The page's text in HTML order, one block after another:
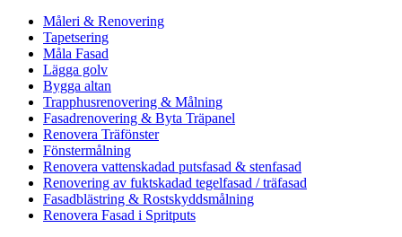
Måleri & Renovering
Tapetsering
Måla Fasad
Lägga golv
Bygga altan
Trapphusrenovering & Målning
Fasadrenovering & Byta Träpanel
Renovera Träfönster
Fönstermålning
Renovera vattenskadad putsfasad & stenfasad
Renovering av fuktskadad tegelfasad / träfasad
Fasadblästring & Rostskyddsmålning
Renovera Fasad i Spritputs